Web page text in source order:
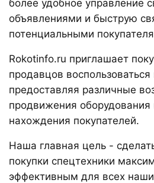
более удобное управление
объявлениями и быструю
потенциальными
Rokotinfo.ru приглашает
продавцов
предоставляя различные
продвижения оборудования
нахождения покупателей.
Наша главная цель -
покупки спецтехники
эффективным для всех